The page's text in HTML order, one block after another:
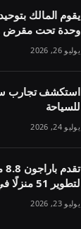
وحدة تحت مقرض
يوليو 26, 2026
استكشف تجارب
للسياحة
يوليو 24, 2026
لتطوير 51 منزلًا في بريستون
يوليو 23, 2026